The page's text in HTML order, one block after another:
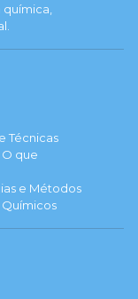
Técnicas
que
e Métodos